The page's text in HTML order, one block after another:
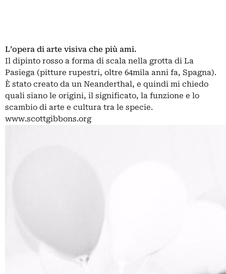
L’opera di arte visiva che più ami.
Il dipinto rosso a forma di scala nella grotta di La
Pasiega (pitture rupestri, oltre 64mila anni fa, Spagna).
È stato creato da un Neanderthal, e quindi mi chiedo
quali siano le origini, il significato, la funzione e lo
scambio di arte e cultura tra le specie.
www.scottgibbons.org